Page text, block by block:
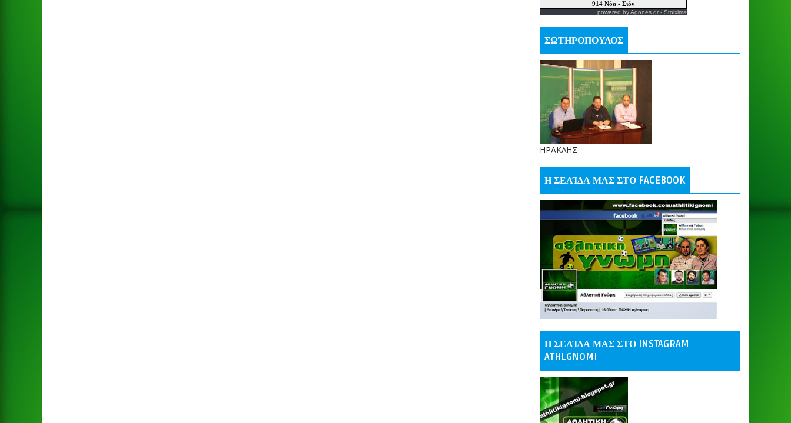
powered byAgones.gr - Stoixima
ΣΩΤΗΡΟΠΟΥΛΟΣ
ΗΡΑΚΛΗΣ
Η ΣΕΛΊΔΑ ΜΑΣ ΣΤΟ FACEBOOK
Η ΣΕΛΊΔΑ ΜΑΣ ΣΤΟ INSTAGRAM
ATHLGNOMI